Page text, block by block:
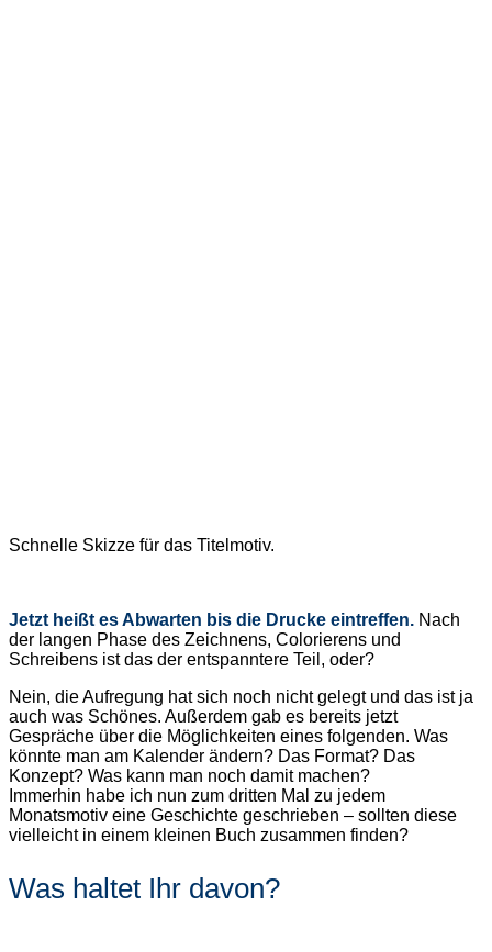
Schnelle Skizze für das Titelmotiv.
Jetzt heißt es Abwarten bis die Drucke eintreffen. Nach
der langen Phase des Zeichnens, Colorierens und
Schreibens ist das der entspanntere Teil, oder?
Nein, die Aufregung hat sich noch nicht gelegt und das ist ja
auch was Schönes. Außerdem gab es bereits jetzt
Gespräche über die Möglichkeiten eines folgenden. Was
könnte man am Kalender ändern? Das Format? Das
Konzept? Was kann man noch damit machen?
Immerhin habe ich nun zum dritten Mal zu jedem
Monatsmotiv eine Geschichte geschrieben – sollten diese
vielleicht in einem kleinen Buch zusammen finden?
Was haltet Ihr davon?